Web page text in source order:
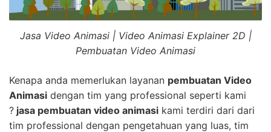
Jasa Video Animasi | Video Animasi Explainer 2D |
Pembuatan Video Animasi
Kenapa anda memerlukan layanan pembuatan Video
Animasi dengan tim yang professional seperti kami
? jasa pembuatan video animasi kami terdiri dari dari
tim professional dengan pengetahuan yang luas, tim